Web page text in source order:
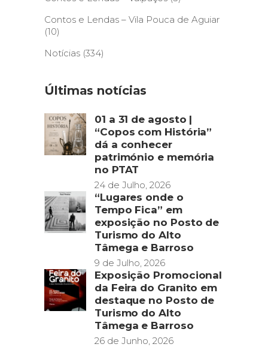
Contos e Lendas – Vila Pouca de Aguiar
(10)
Notícias (334)
Últimas notícias
01 a 31 de agosto |
“Copos com História”
dá a conhecer
património e memória
no PTAT
24 de Julho, 2026
“Lugares onde o
Tempo Fica” em
exposição no Posto de
Turismo do Alto
Tâmega e Barroso
9 de Julho, 2026
Exposição Promocional
da Feira do Granito em
destaque no Posto de
Turismo do Alto
Tâmega e Barroso
26 de Junho, 2026